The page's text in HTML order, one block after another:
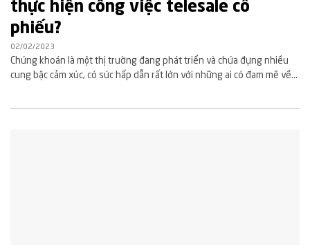
thực hiện công việc telesale cổ
phiếu?
02/02/2023
Chứng khoán là một thị trường đang phát triển và chứa đựng nhiều
cung bậc cảm xúc, có sức hấp dẫn rất lớn với những ai có đam mê về...